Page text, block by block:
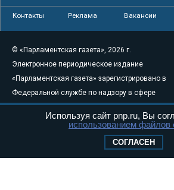
Контакты Реклама Вакансии
© «Парламентская газета», 2026 г.
Электронное периодическое издание
«Парламентская газета» зарегистрировано в
Федеральной службе по надзору в сфере
связи, информационных технологий и
массовых коммуникаций (Роскомнадзор) 05
Свидетельство о регистрации Эл № ФС77-
Используя сайт pnp.ru, Вы
использованием файлов
СОГЛАСЕН